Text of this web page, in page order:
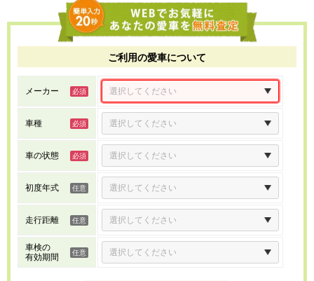
ご利用の愛車について
メーカー
車種
車の状態
初度年式
走行距離
車検の
有効期間